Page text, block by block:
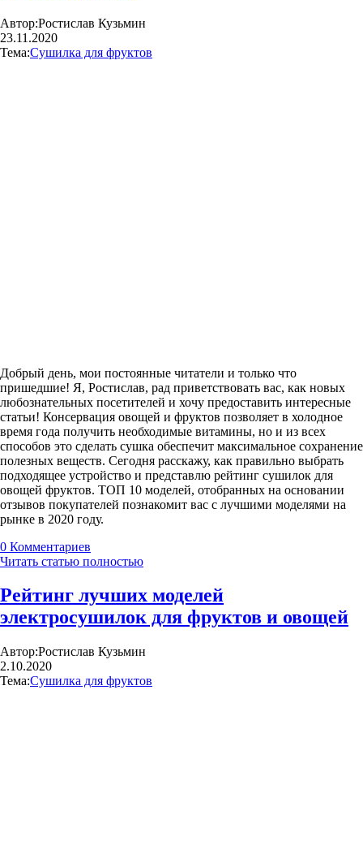
Автор:Ростислав Кузьмин
23.11.2020
Тема:Сушилка для фруктов
Добрый день, мои постоянные читатели и только что
пришедшие! Я, Ростислав, рад приветствовать вас, как новых
любознательных посетителей и хочу предоставить интересные
статьи! Консервация овощей и фруктов позволяет в холодное
время года получить необходимые витамины, но и из всех
способов это сделать сушка обеспечит максимальное сохранение
полезных веществ. Сегодня расскажу, как правильно выбрать
подходящее устройство и представлю рейтинг сушилок для
овощей фруктов. ТОП 10 моделей, отобранных на основании
отзывов покупателей познакомит вас с лучшими моделями на
рынке в 2020 году.
0 Комментариев
Читать статью полностью
Рейтинг лучших моделей
электросушилок для фруктов и овощей
Автор:Ростислав Кузьмин
2.10.2020
Тема:Сушилка для фруктов